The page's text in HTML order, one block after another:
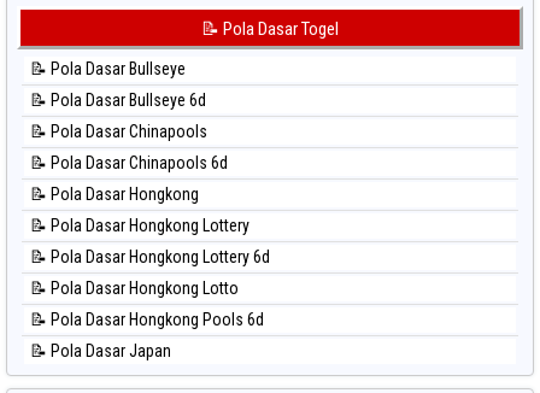
⚽ Bola Hitam Taiwan
📊 Statistik Kuda Lari
📊 Statistik Magnum Cambodia
📊 Statistik Nagoya
📊 Statistik New York Midday
📊 Statistik North Carolina Day
📊 Statistik Pcso
📊 Statistik Pennsylvania Day
📊 Statistik Sao Paulo
📊 Statistik Singapore
📊 Statistik Sydney
📊 Statistik Sydney Lottery
📝 Pola Dasar Togel
📝 Pola Dasar Bullseye
📝 Pola Dasar Bullseye 6d
📝 Pola Dasar Chinapools
📝 Pola Dasar Chinapools 6d
📝 Pola Dasar Hongkong
📝 Pola Dasar Hongkong Lottery
📝 Pola Dasar Hongkong Lottery 6d
📝 Pola Dasar Hongkong Lotto
📝 Pola Dasar Hongkong Pools 6d
📝 Pola Dasar Japan
📝 Pola Dasar Japan 6d